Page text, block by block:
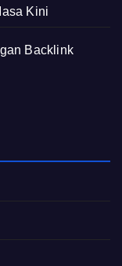
Kini
Backlink